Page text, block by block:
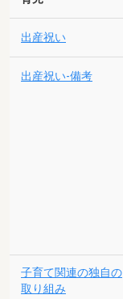
出産祝い
出産祝い-備考
子育て関連の独自の
取り組み